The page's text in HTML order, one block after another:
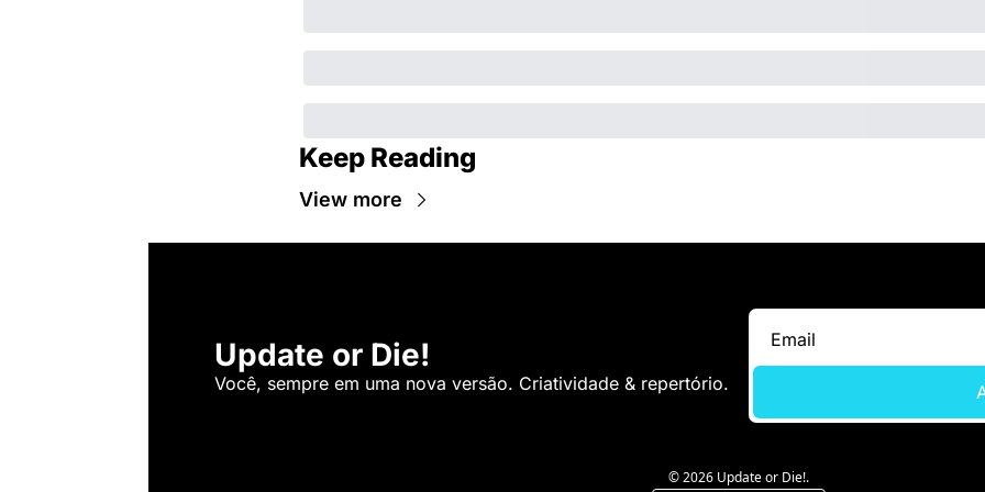
Keep Reading
View more
Update or Die!
Você, sempre em uma nova versão. Criatividade & repertório.
© 2026 Update or Die!.